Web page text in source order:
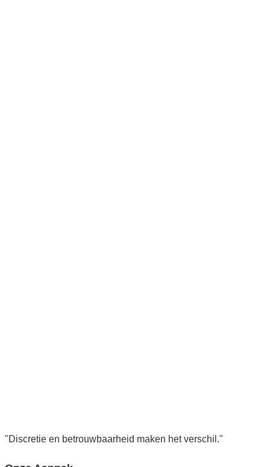
"Discretie en betrouwbaarheid maken het verschil."